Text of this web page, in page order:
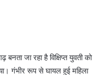
जा रहा है विक्षिप्त युवती को
गंभीर रूप से घायल हुई महिला